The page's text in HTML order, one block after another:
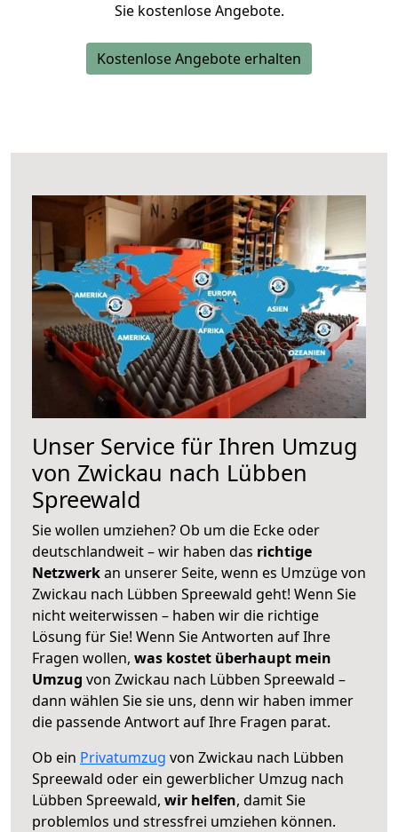
Sie kostenlose Angebote.
Kostenlose Angebote erhalten
Unser Service für Ihren Umzug
von Zwickau nach Lübben
Spreewald
Sie wollen umziehen? Ob um die Ecke oder
deutschlandweit – wir haben das richtige
Netzwerkan unserer Seite, wenn es Umzüge von
Zwickau nach Lübben Spreewald geht! Wenn Sie
nicht weiterwissen – haben wir die richtige
Lösung für Sie! Wenn Sie Antworten auf Ihre
Fragen wollen, was kostet überhaupt mein
Umzug von Zwickau nach Lübben Spreewald –
dann wählen Sie sie uns, denn wir haben immer
die passende Antwort auf Ihre Fragen parat.
Ob ein Privatumzug von Zwickau nach Lübben
Spreewald oder ein gewerblicher Umzug nach
Lübben Spreewald, wir helfen, damit Sie
problemlos und stressfrei umziehen können.